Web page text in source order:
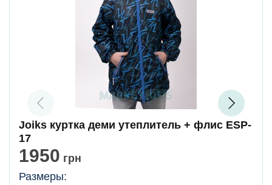
Joiks куртка деми утеплитель + флис ESP-
17
1950 грн
Размеры: